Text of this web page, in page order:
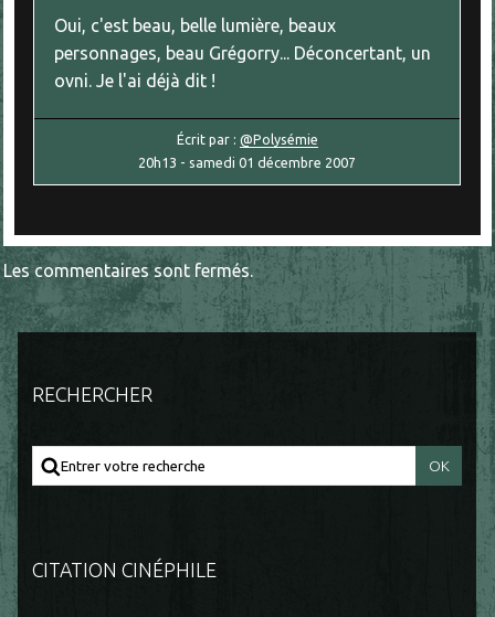
Oui, c'est beau, belle lumière, beaux
personnages, beau Grégorry... Déconcertant, un
ovni. Je l'ai déjà dit !
Écrit par : @Polysémie
20h13 - samedi 01 décembre 2007
Les commentaires sont fermés.
RECHERCHER
CITATION CINÉPHILE